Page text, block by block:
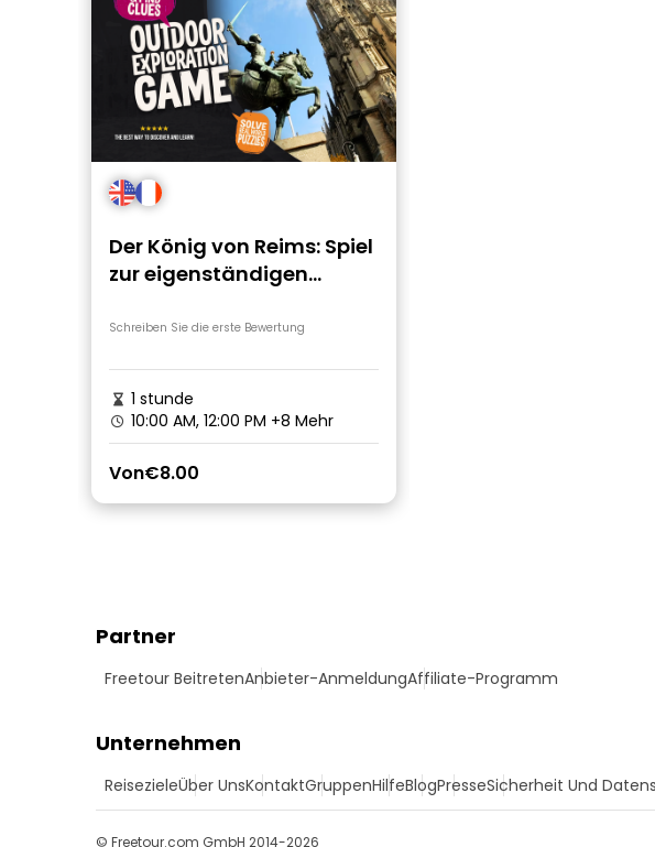
Der König von Reims: Spiel
zur eigenständigen
Stadtrundgang
Schreiben Sie die erste Bewertung
1 stunde
10:00 AM, 12:00 PM +8 Mehr
Von€8.00
Partner
Freetour BeitretenAnbieter-AnmeldungAffiliate-Programm
Unternehmen
ReisezieleÜber UnsKontaktGruppenHilfeBlogPresseSicherheit Und
© Freetour.com GmbH 2014-2026